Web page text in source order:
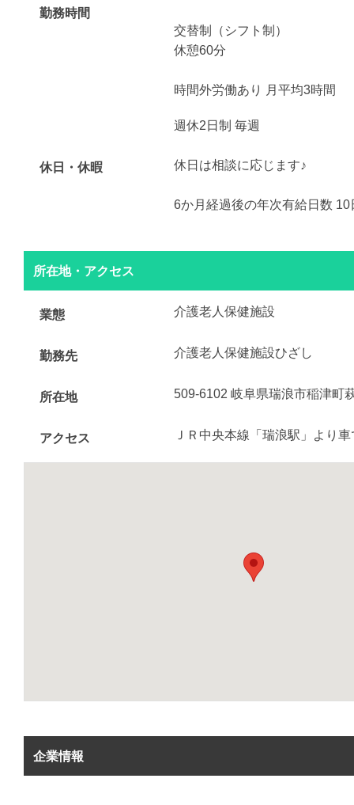
勤務時間
交替制（シフト制）
休憩60分
時間外労働あり 月平均3時間
休日・休暇
週休2日制 毎週
休日は相談に応じます♪
6か月経過後の年次有給日数 10
所在地・アクセス
業態 介護老人保健施設
勤務先 介護老人保健施設ひざし
所在地 509-6102 岐阜県瑞浪市稲津町
アクセス ＪＲ中央本線「瑞浪駅」より
企業情報